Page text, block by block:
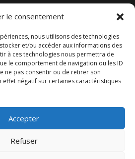
le consentement
nous utilisons des technologies
et/ou accéder aux informations des
à ces technologies nous permettra de
le comportement de navigation ou les ID
ne pas consentir ou de retirer son
effet négatif sur certaines caractéristiques
Accepter
Refuser